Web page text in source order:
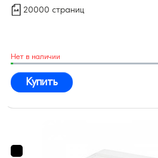
20000 страниц
Нет в наличии
Купить